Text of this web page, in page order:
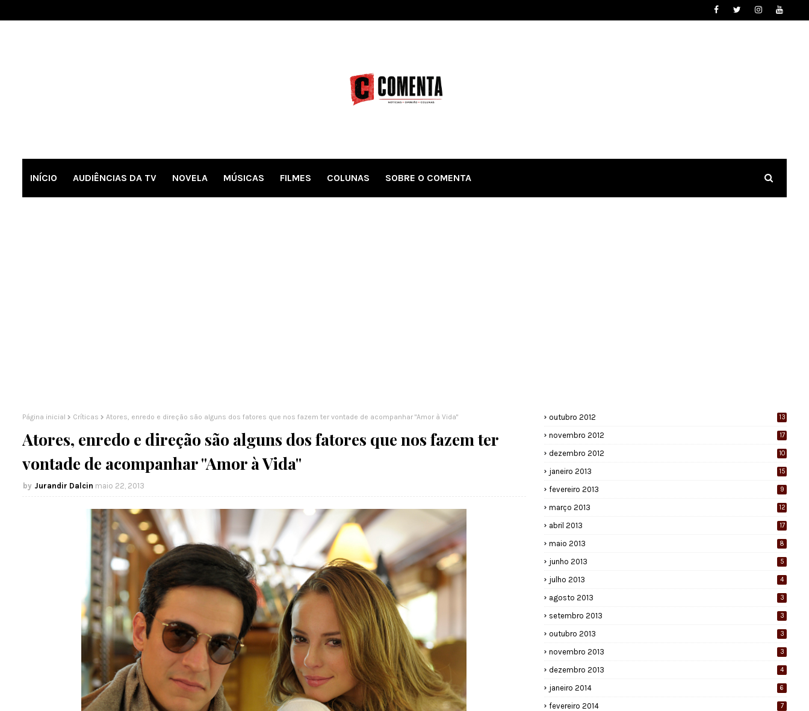
INÍCIO AUDIÊNCIAS DA TV NOVELA MÚSICAS FILMES COLUNAS SOBRE O COMENTA
Página inicial Críticas Atores, enredo e direção são alguns dos fatores que nos fazem ter vontade de acompanhar "Amor à Vida"
Atores, enredo e direção são alguns dos fatores que nos fazem ter
vontade de acompanhar "Amor à Vida"
Jurandir Dalcin maio 22, 2013
outubro 2012 13
novembro 2012 17
dezembro 2012 10
janeiro 2013 15
fevereiro 2013 9
março 2013 12
abril 2013 17
maio 2013 8
junho 2013 5
julho 2013 4
agosto 2013 3
setembro 2013 3
outubro 2013 3
novembro 2013 3
dezembro 2013 4
janeiro 2014 6
fevereiro 2014 7